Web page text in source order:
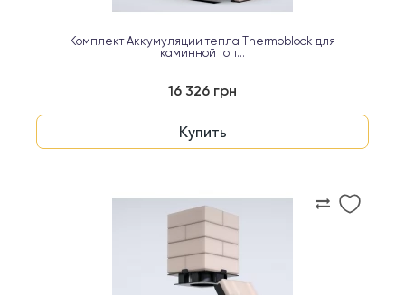
Комплект Аккумуляции тепла Thermoblock для
каминной топ...
16 326 грн
Купить